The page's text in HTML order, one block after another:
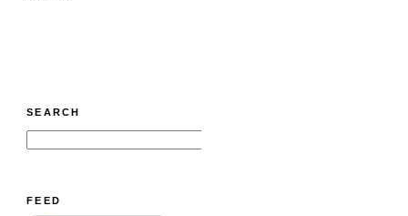
SEARCH
FEED